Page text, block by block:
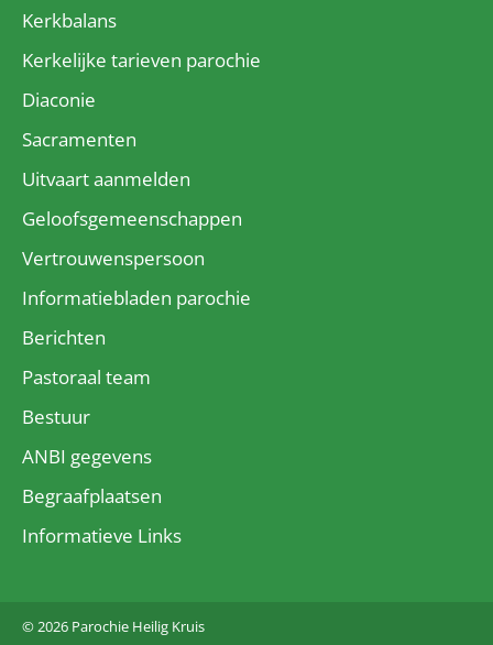
Kerkbalans
Kerkelijke tarieven parochie
Diaconie
Sacramenten
Uitvaart aanmelden
Geloofsgemeenschappen
Vertrouwenspersoon
Informatiebladen parochie
Berichten
Pastoraal team
Bestuur
ANBI gegevens
Begraafplaatsen
Informatieve Links
© 2026 Parochie Heilig Kruis